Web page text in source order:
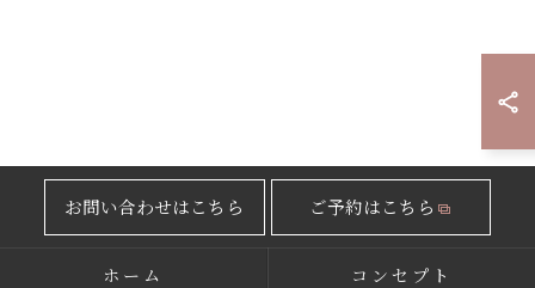
お問い合わせはこちら ご予約はこちら
ホーム コンセプト